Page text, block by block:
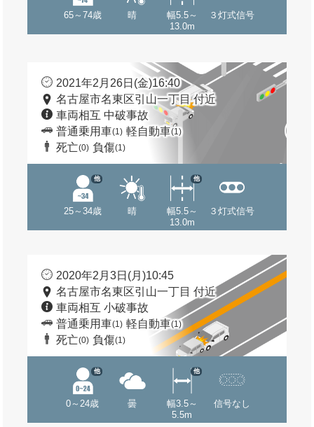
65～74歳 晴
幅5.5～
13.0m
３灯式信号
2021年2月26日(金)16:40
名古屋市名東区引山一丁目 付近
車両相互 中破事故
普通乗用車(1) 軽自動車(1)
死亡(0) 負傷(1)
25～34歳
他
晴
幅5.5～
13.0m
他
３灯式信号
2020年2月3日(月)10:45
名古屋市名東区引山一丁目 付近
車両相互 小破事故
普通乗用車(1) 軽自動車(1)
死亡(0) 負傷(1)
0～24歳
他
曇
幅3.5～
5.5m
他
信号なし